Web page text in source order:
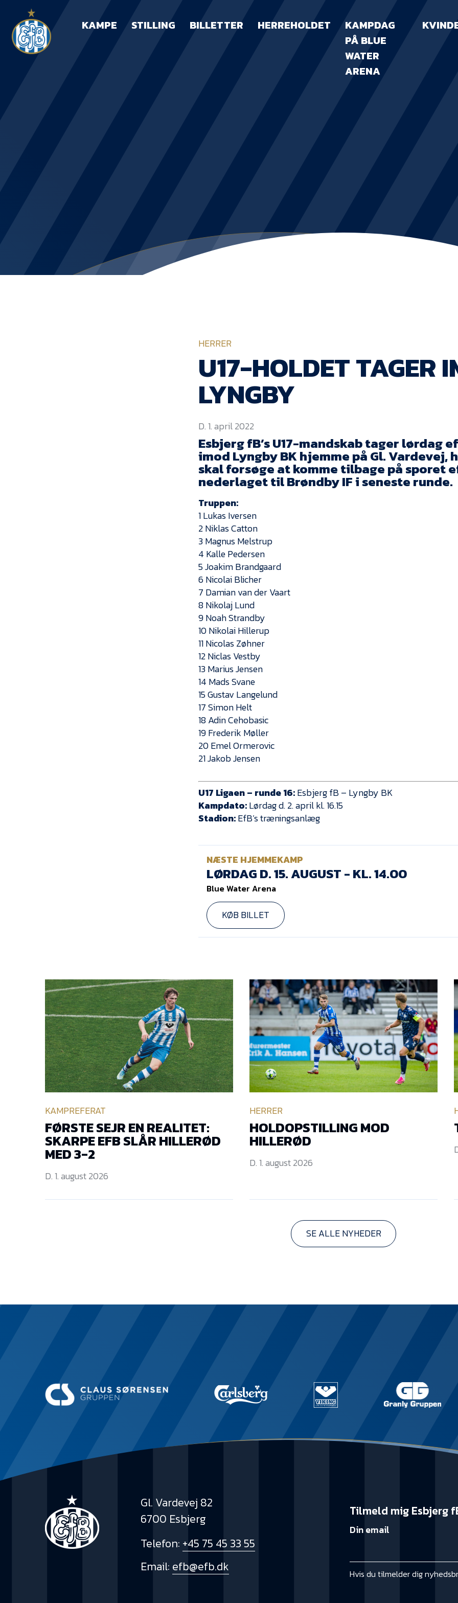
KAMPE STILLING BILLETTER HERREHOLDET
KAMPDAG
PÅ BLUE
WATER
ARENA
HERRER
U17-HOLDET TAGER
LYNGBY
D. 1. april 2022
Esbjerg fB’s U17-mandskab tager lørdag
imod Lyngby BK hjemme på Gl. Vardevej,
skal forsøge at komme tilbage på sporet
nederlaget til Brøndby IF i seneste runde.
Truppen:
1 Lukas Iversen
2 Niklas Catton
3 Magnus Melstrup
4 Kalle Pedersen
5 Joakim Brandgaard
6 Nicolai Blicher
7 Damian van der Vaart
8 Nikolaj Lund
9 Noah Strandby
10 Nikolai Hillerup
11 Nicolas Zøhner
12 Niclas Vestby
13 Marius Jensen
14 Mads Svane
15 Gustav Langelund
17 Simon Helt
18 Adin Cehobasic
19 Frederik Møller
20 Emel Ormerovic
21 Jakob Jensen
U17 Ligaen – runde 16:Esbjerg fB – Lyngby BK
Kampdato:Lørdag d. 2. april kl. 16.15
Stadion:EfB’s træningsanlæg
NÆSTE HJEMMEKAMP
LØRDAG D. 15. AUGUST - KL. 14.00
Blue Water Arena
KØB BILLET
KAMPREFERAT
FØRSTE SEJR EN REALITET:
SKARPE EFB SLÅR HILLERØD
MED 3-2
D. 1. august 2026
HERRER
HOLDOPSTILLING MOD
HILLERØD
D. 1. august 2026
SE ALLE NYHEDER
Gl. Vardevej 82
6700 Esbjerg
Telefon: +45 75 45 33 55
Email: efb@efb.dk
Tilmeld mig Esbjerg
Din email
Hvis du tilmelder dig